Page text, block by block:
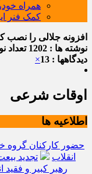
همراه
کمک فنر
افزونه جلالی را نصب
نوشته ها : 1202
تعداد
دیدگاهها : 13
×
اوقات شرعی
اطلاعیه ها
حضور کارکنان گروه
انقلاب
تجدید
رهبر کبیر و فقید